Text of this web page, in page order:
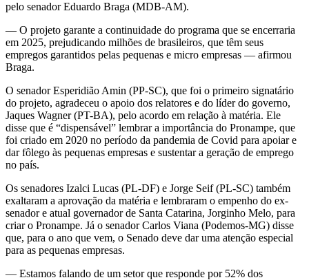
pelo senador Eduardo Braga (MDB-AM).
— O projeto garante a continuidade do programa que se encerraria
em 2025, prejudicando milhões de brasileiros, que têm seus
empregos garantidos pelas pequenas e micro empresas — afirmou
Braga.
O senador Esperidião Amin (PP-SC), que foi o primeiro signatário
do projeto, agradeceu o apoio dos relatores e do líder do governo,
Jaques Wagner (PT-BA), pelo acordo em relação à matéria. Ele
disse que é “dispensável” lembrar a importância do Pronampe, que
foi criado em 2020 no período da pandemia de Covid para apoiar e
dar fôlego às pequenas empresas e sustentar a geração de emprego
no país.
Os senadores Izalci Lucas (PL-DF) e Jorge Seif (PL-SC) também
exaltaram a aprovação da matéria e lembraram o empenho do ex-
senador e atual governador de Santa Catarina, Jorginho Melo, para
criar o Pronampe. Já o senador Carlos Viana (Podemos-MG) disse
que, para o ano que vem, o Senado deve dar uma atenção especial
para as pequenas empresas.
— Estamos falando de um setor que responde por 52% dos